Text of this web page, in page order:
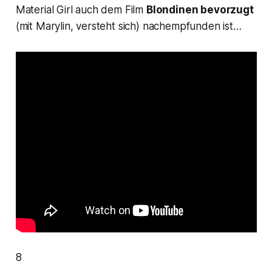
Material Girlauch dem Film Blondinen bevorzugt
(mit Marylin, versteht sich) nachempfunden ist…
8